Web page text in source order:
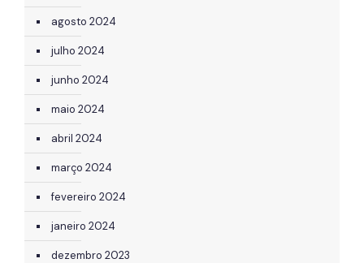
agosto 2024
julho 2024
junho 2024
maio 2024
abril 2024
março 2024
fevereiro 2024
janeiro 2024
dezembro 2023